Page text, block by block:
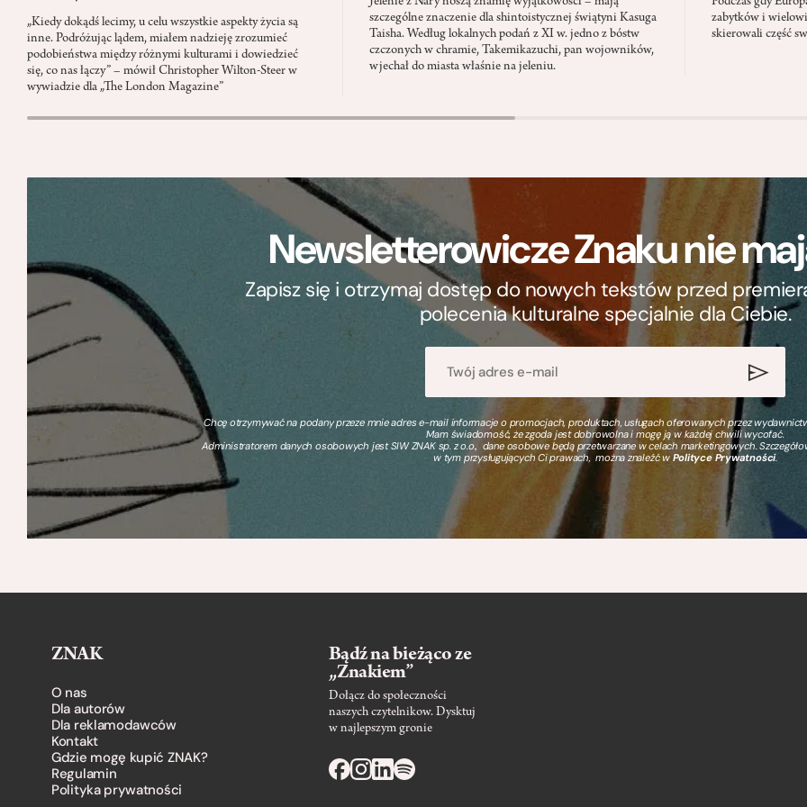
„Kiedy dokądś lecimy, u celu wszystkie aspekty życia są
inne. Podróżując lądem, miałem nadzieję zrozumieć
podobieństwa między różnymi kulturami i dowiedzieć
się, co nas łączy” – mówił Christopher Wilton-Steer w
wywiadzie dla „The London Magazine”
szczególne znaczenie dla shintoistycznej świątyni Kasuga
Taisha. Według lokalnych podań z XI w. jedno z bóstw
czczonych w chramie, Takemikazuchi, pan wojowników,
wjechał do miasta właśnie na jeleniu.
zabytków i
skierowali część
Newsletterowicze Znaku nie
Zapisz się i otrzymaj dostęp do nowych tekstów przed
polecenia kulturalne specjalnie dla Ciebie.
Chcę otrzymywać na podany przeze mnie adres e-mail informacje o promocjach, produktach, usługach oferowanych przez
Mam świadomość, że zgoda jest dobrowolna i mogę ją w każdej chwili wycofać.
Administratorem danych osobowych jest SIW ZNAK sp. z o.o., dane osobowe będą przetwarzane w celach marketingowych.
w tym przysługujących Ci prawach, można znaleźć wPolityce Prywatności.
ZNAK
O nas
Dla autorów
Dla reklamodawców
Kontakt
Gdzie mogę kupić ZNAK?
Regulamin
Polityka prywatności
Bądź na bieżąco ze
„Znakiem”
Dołącz do społeczności
naszych czytelnikow. Dysktuj
w najlepszym gronie